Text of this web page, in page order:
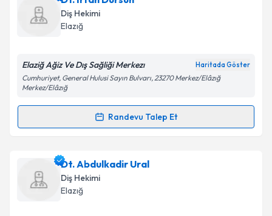
talebi oluşturun. Size bu uzmandan randevu almanız
için bir takvim hazırlandığında e-posta ile
bilgilendireceğiz.
Kişisel verilerimin işlenmesine ilişkin
Metni'ni okudum ve kişisel verilerimin belirtilen
Takvim Talebini Gönder
Diş Hekimi
Elazığ
Elaziğ Ağiz Ve Dış Sağliği Merkezı Haritada Göster
Cumhuriyet, General Hulusi Sayın Bulvarı, 23270 Merkez/Elâzığ
Merkez/Elâzığ
Randevu Talep Et
Randevu Takvimi Talebi
Dt. İrfan Dursuniçin randevu takvimi talebi
oluşturun. Size bu uzmandan randevu almanız için bir
takvim hazırlandığında e-posta ile bilgilendireceğiz.
Dt. Abdulkadir Ural
Diş Hekimi
Elazığ